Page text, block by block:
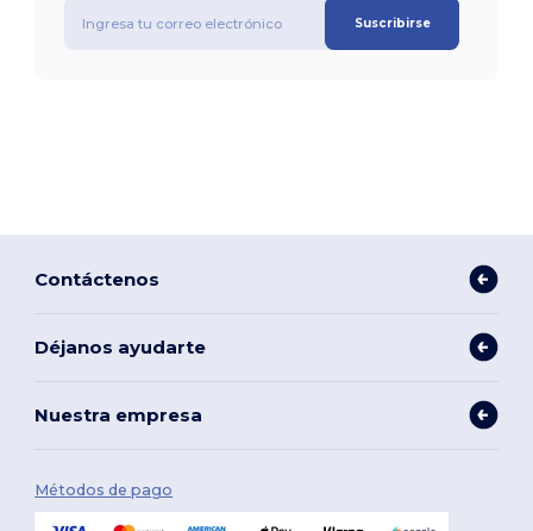
Suscribirse
Contáctenos
Déjanos ayudarte
Nuestra empresa
Métodos de pago